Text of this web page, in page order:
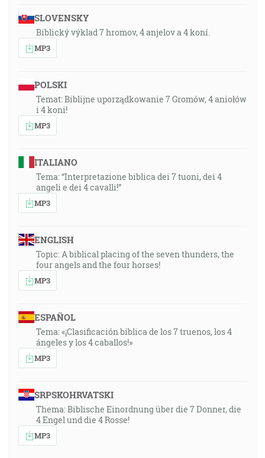
SLOVENSKY
Biblický výklad 7 hromov, 4 anjelov a 4 koní.
MP3
POLSKI
Temat: Biblijne uporządkowanie 7 Gromów, 4 aniołów
i 4 koni!
MP3
ITALIANO
Tema: “Interpretazione biblica dei 7 tuoni, dei 4
angeli e dei 4 cavalli!”
MP3
ENGLISH
Topic: A biblical placing of the seven thunders, the
four angels and the four horses!
MP3
ESPAÑOL
Tema: «¡Clasificación bíblica de los 7 truenos, los 4
ángeles y los 4 caballos!»
MP3
SRPSKOHRVATSKI
Thema: Biblische Einordnung über die 7 Donner, die
4 Engel und die 4 Rosse!
MP3